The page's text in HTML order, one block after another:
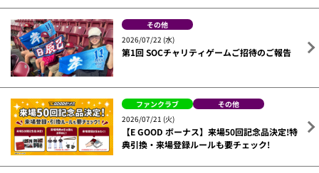
その他
2026/07/22 (水)
第1回 SOCチャリティゲームご招待のご報告
ファンクラブ
その他
2026/07/21 (火)
【E GOOD ボーナス】来場50回記念品決定!特
典引換・来場登録ルールも要チェック!